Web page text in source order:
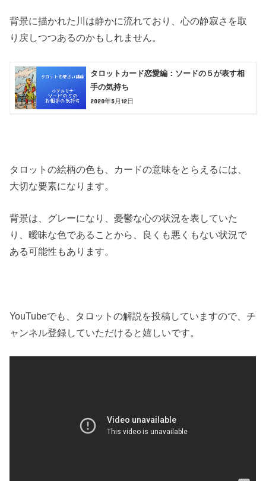
背景に描かれた川は静かに流れており、心の静寂さを取
り戻しつつあるのかもしれません。
タロットカード恋愛編：ソードの５が表す相
手の気持ち
2020年5月12日
タロットの絵柄の色も、カードの意味をとらえるには、
大切な要素になります。
背景は、グレーになり、憂鬱な心の状況を表していた
り、曖昧な色であることから、良くも悪くもない状況で
ある可能性もあります。
YouTubeでも、タロットの解説を投稿していますので、チ
ャンネル登録していただけると嬉しいです。